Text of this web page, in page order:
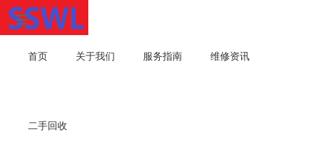
首页 关于我们 服务指南 维修资讯
二手回收